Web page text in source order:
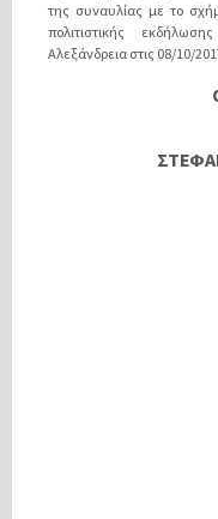
της συναυλίας με το
πολιτιστικής
Αλεξάνδρεια στις 08/10/